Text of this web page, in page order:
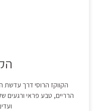
הקווקז הרוסי דרך עדשת
הרריים, טבע פראי ורגעים